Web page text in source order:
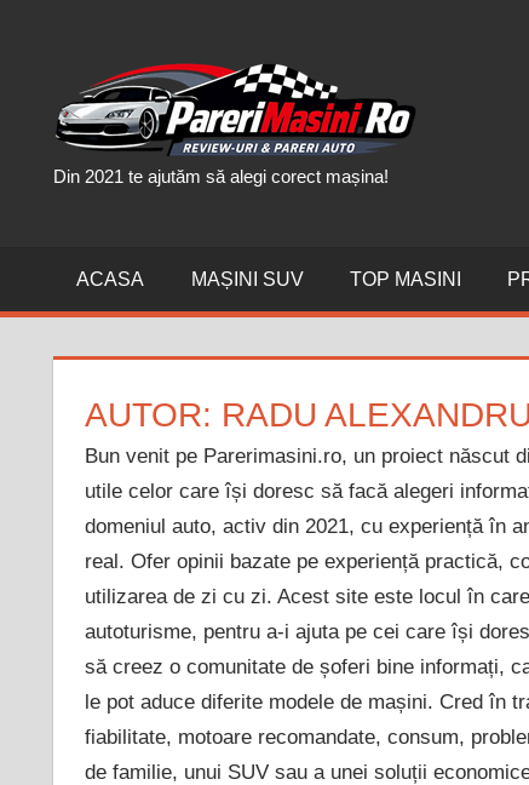
Din 2021 te ajutăm să alegi corect mașina!
ACASA MAȘINI SUV TOP MASINI
AUTOR: RADU ALEXANDRU
Bun venit pe Parerimasini.ro, un proiect născut
utile celor care își doresc să facă alegeri
domeniul auto, activ din 2021, cu experiență în
real. Ofer opinii bazate pe experiență practică,
utilizarea de zi cu zi. Acest site este locul în
autoturisme, pentru a-i ajuta pe cei care își
să creez o comunitate de șoferi bine informați,
le pot aduce diferite modele de mașini. Cred în
fiabilitate, motoare recomandate, consum,
de familie, unui SUV sau a unei soluții